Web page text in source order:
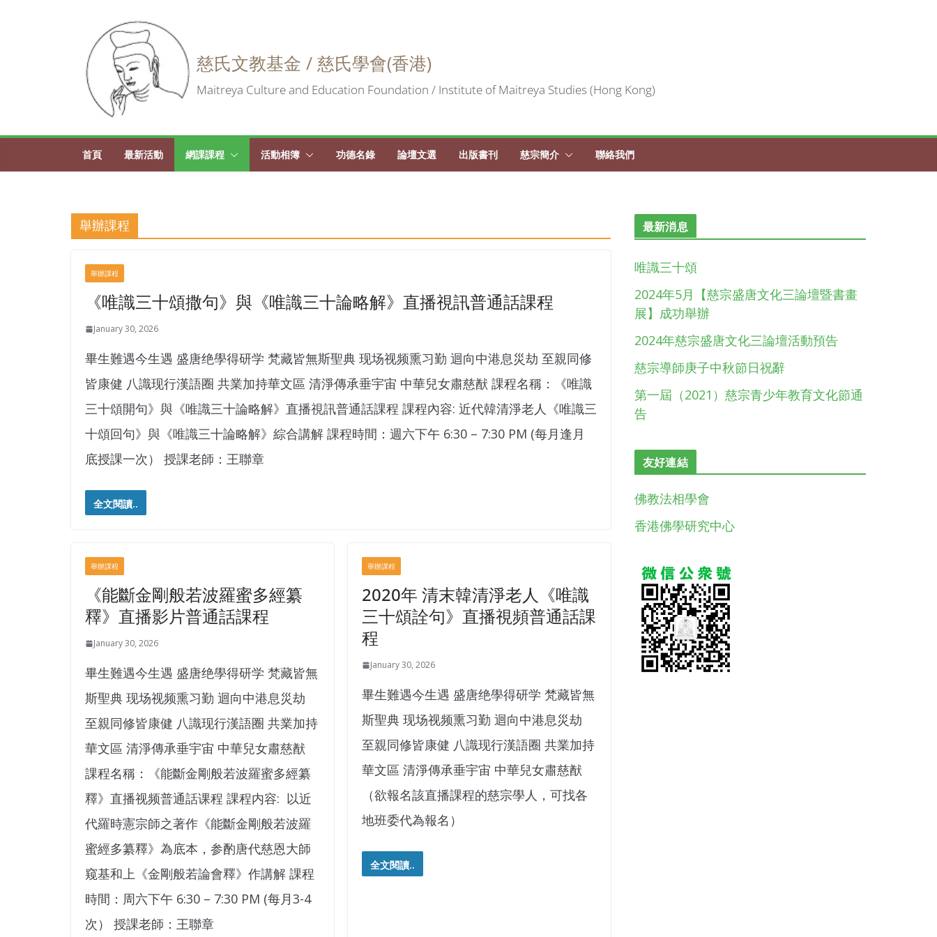
慈氏文教基金 / 慈氏學會(香港)
Maitreya Culture and Education Foundation / Institute of Maitreya Studies (Hong Kong)
首頁 最新活動 網課課程 活動相簿 功德名錄 論壇文選 出版書刊 慈宗簡介 聯絡我們
舉辦課程
舉辦課程
《唯識三十頌撒句》與《唯識三十論略解》直播視訊普通話課程
January 30, 2026
畢生難遇今生遇 盛唐绝學得研学 梵藏皆無斯聖典 现场视频熏习勤 迴向中港息災劫 至親同修
皆康健 八識现行漢語圈 共業加持華文區 清淨傳承垂宇宙 中華兒女肅慈猷 課程名稱：《唯識
三十頌開句》與《唯識三十論略解》直播視訊普通話課程 課程內容: 近代韓清淨老人《唯識三
十頌回句》與《唯識三十論略解》綜合講解 課程時間：週六下午 6:30 – 7:30 PM (每月逢月
底授課一次） 授課老師：王聯章
全文閱讀..
舉辦課程
《能斷金剛般若波羅蜜多經纂
釋》直播影片普通話課程
January 30, 2026
畢生難遇今生遇 盛唐绝學得研学 梵藏皆無
斯聖典 现场视频熏习勤 迴向中港息災劫
至親同修皆康健 八識现行漢語圈 共業加持
華文區 清淨傳承垂宇宙 中華兒女肅慈猷
課程名稱：《能斷金剛般若波羅蜜多經纂
釋》直播视频普通話课程 課程内容: 以近
代羅時憲宗師之著作《能斷金剛般若波羅
蜜經多纂釋》為底本，参酌唐代慈恩大師
窥基和上《金剛般若論會釋》作講解 課程
時間：周六下午 6:30 – 7:30 PM (每月3-4
次） 授課老師：王聯章
舉辦課程
2020年 清末韓清淨老人《唯識
三十頌詮句》直播視頻普通話課
程
January 30, 2026
畢生難遇今生遇 盛唐绝學得研学 梵藏皆無
斯聖典 现场视频熏习勤 迴向中港息災劫
至親同修皆康健 八識现行漢語圈 共業加持
華文區 清淨傳承垂宇宙 中華兒女肅慈猷
（欲報名該直播課程的慈宗學人，可找各
地班委代為報名）
全文閱讀..
最新消息
唯識三十頌
2024年5月【慈宗盛唐文化三論壇暨書畫
展】成功舉辦
2024年慈宗盛唐文化三論壇活動預告
慈宗導師庚子中秋節日祝辭
第一屆（2021）慈宗青少年教育文化節通
告
友好連結
佛教法相學會
香港佛學研究中心